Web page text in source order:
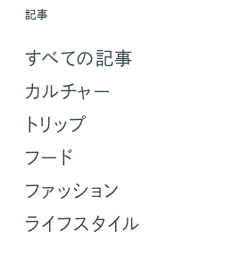
記事
すべての記事
カルチャー
トリップ
フード
ファッション
ライフスタイル